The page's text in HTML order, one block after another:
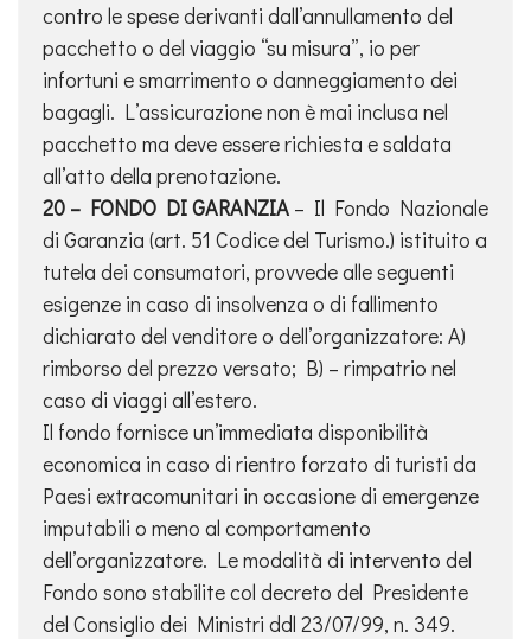
contro le spese derivanti dall’annullamento del
pacchetto o del viaggio “su misura”, io per
infortuni e smarrimento o danneggiamento dei
bagagli. L’assicurazione non è mai inclusa nel
pacchetto ma deve essere richiesta e saldata
all’atto della prenotazione.
20 – FONDO DI GARANZIA – Il Fondo Nazionale
di Garanzia (art. 51 Codice del Turismo.) istituito a
tutela dei consumatori, provvede alle seguenti
esigenze in caso di insolvenza o di fallimento
dichiarato del venditore o dell’organizzatore: A)
rimborso del prezzo versato; B) – rimpatrio nel
caso di viaggi all’estero.
Il fondo fornisce un’immediata disponibilità
economica in caso di rientro forzato di turisti da
Paesi extracomunitari in occasione di emergenze
imputabili o meno al comportamento
dell’organizzatore. Le modalità di intervento del
Fondo sono stabilite col decreto del Presidente
del Consiglio dei Ministri ddl 23/07/99, n. 349.